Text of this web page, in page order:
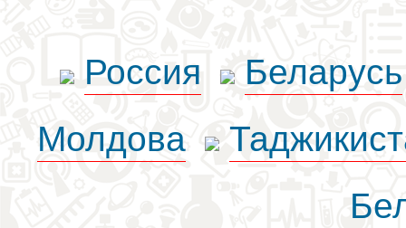
Россия
Беларусь
Молдова